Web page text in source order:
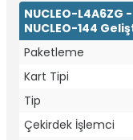
NUCLEO-L4A6ZG
NUCLEO-144
Paketleme
Kart Tipi
Tip
Çekirdek İşlemci